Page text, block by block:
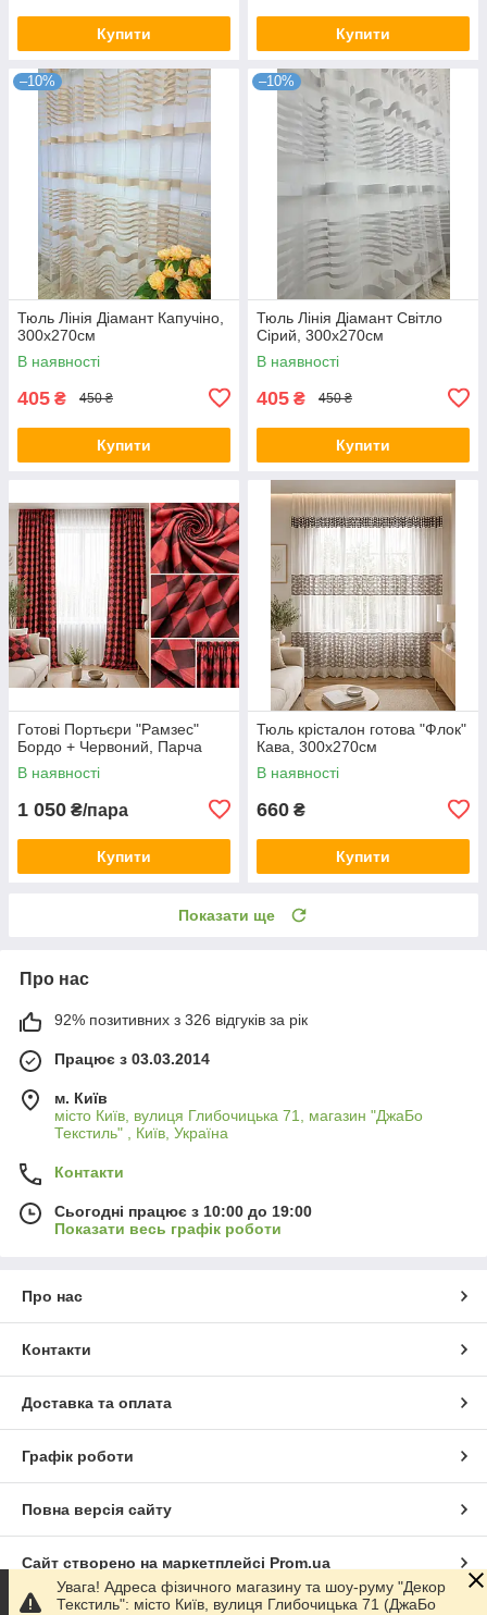
Купити Купити
–10%
Тюль Лінія Діамант Капучіно,
300х270см
В наявності
405 ₴ 450 ₴
Купити
–10%
Тюль Лінія Діамант Світло
Сірий, 300х270см
В наявності
405 ₴ 450 ₴
Купити
Готові Портьєри "Рамзес"
Бордо + Червоний, Парча
В наявності
1 050 ₴/пара
Купити
Тюль крісталон готова "Флок"
Кава, 300х270см
В наявності
660 ₴
Купити
Показати ще
Про нас
92% позитивних з 326 відгуків за рік
Працює з 03.03.2014
м. Київ
місто Київ, вулиця Глибочицька 71, магазин "ДжаБо
Текстиль" , Київ, Україна
Контакти
Сьогодні працює з 10:00 до 19:00
Показати весь графік роботи
Про нас
Контакти
Доставка та оплата
Графік роботи
Повна версія сайту
Сайт створено на маркетплейсі Prom.ua
Увага! Адреса фізичного магазину та шоу-руму "Декор
Текстиль": місто Київ, вулиця Глибочицька 71 (ДжаБо